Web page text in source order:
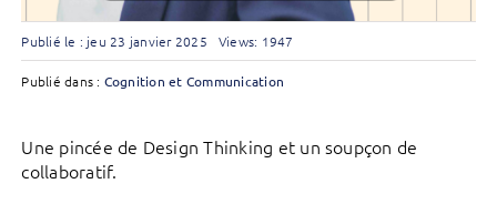
Publié le : jeu 23 janvier 2025 Views: 1947
Publié dans : Cognition et Communication
Une pincée de Design Thinking et un soupçon de
collaboratif.